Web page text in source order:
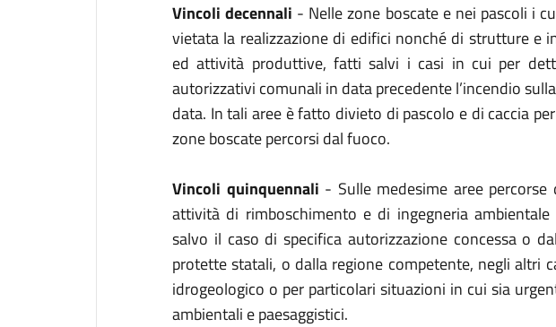
Vincoli decennali - Nelle zone boscate e nei pascoli i
vietata la realizzazione di edifici nonché di strutture e
ed attività produttive, fatti salvi i casi in cui per
autorizzativi comunali in data precedente l’incendio
data. In tali aree è fatto divieto di pascolo e di caccia
zone boscate percorsi dal fuoco.
Vincoli quinquennali - Sulle medesime aree
attività di rimboschimento e di ingegneria
salvo il caso di specifica autorizzazione concessa o
protette statali, o dalla regione competente, negli altri
idrogeologico o per particolari situazioni in cui sia
ambientali e paesaggistici.